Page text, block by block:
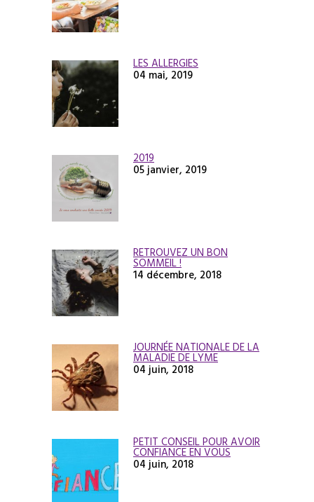
LES ALLERGIES
04 mai, 2019
2019
05 janvier, 2019
RETROUVEZ UN BON
SOMMEIL !
14 décembre, 2018
JOURNÉE NATIONALE DE LA
MALADIE DE LYME
04 juin, 2018
PETIT CONSEIL POUR AVOIR
CONFIANCE EN VOUS
04 juin, 2018